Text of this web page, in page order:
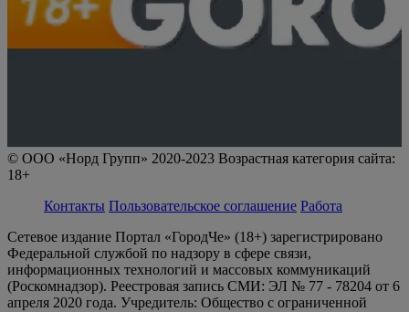
© ООО «Норд Групп» 2020-2023 Возрастная категория сайта:
18+
Контакты Пользовательское соглашение Работа
Сетевое издание Портал «ГородЧе» (18+) зарегистрировано
Федеральной службой по надзору в сфере связи,
информационных технологий и массовых коммуникаций
(Роскомнадзор). Реестровая запись СМИ: ЭЛ № 77 - 78204 от 6
апреля 2020 года. Учредитель: Общество с ограниченной